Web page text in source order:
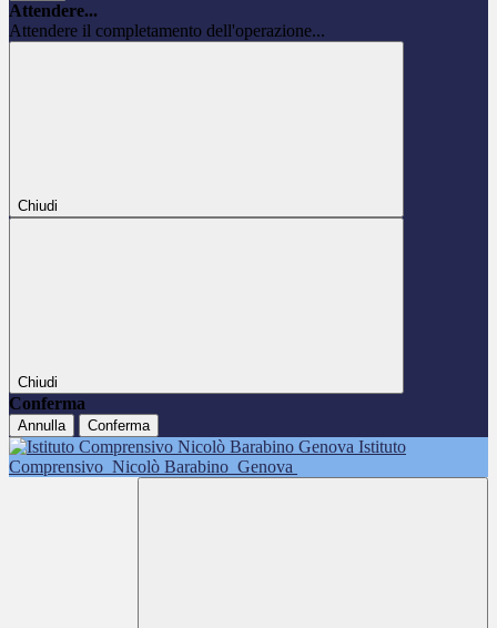
Attendere...
Attendere il completamento dell'operazione...
Chiudi
Chiudi
Conferma
Annulla Conferma
Istituto
Comprensivo Nicolò Barabino Genova